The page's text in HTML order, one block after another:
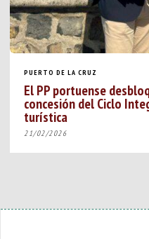
PUERTO DE LA CRUZ
El PP portuense
concesión del Ciclo
turística
21/02/2026